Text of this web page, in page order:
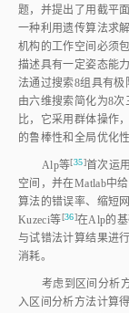
题，并提出了用截平
一种利用遗传算法求
机构的工作空间必须
描述具有一定姿态能
法通过搜索8组具有
由六维搜索简化为8
比，它采用群体操作
的鲁棒性和全局优化
Alp等[35]首次运
空间，并在Matlab中
算法的错误率、缩短
Kuzeci等[36]在Alp的
与试错法计算结果进
消耗。
考虑到区间分析
入区间分析方法计算